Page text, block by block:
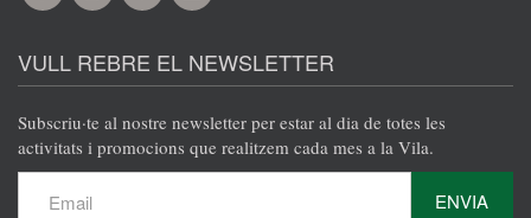
VULL REBRE EL NEWSLETTER
Subscriu·te al nostre newsletter per estar al dia de totes les
activitats i promocions que realitzem cada mes a la Vila.
ENVIA